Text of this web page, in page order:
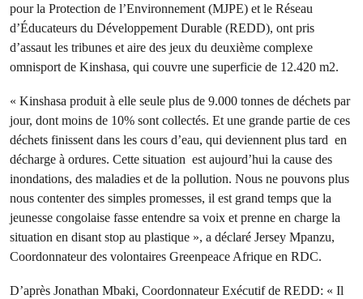
pour la Protection de l’Environnement (MJPE) et le Réseau
d’Éducateurs du Développement Durable (REDD), ont pris
d’assaut les tribunes et aire des jeux du deuxième complexe
omnisport de Kinshasa, qui couvre une superficie de 12.420 m2.
« Kinshasa produit à elle seule plus de 9.000 tonnes de déchets par
jour, dont moins de 10% sont collectés. Et une grande partie de ces
déchets finissent dans les cours d’eau, qui deviennent plus tard en
décharge à ordures. Cette situation est aujourd’hui la cause des
inondations, des maladies et de la pollution. Nous ne pouvons plus
nous contenter des simples promesses, il est grand temps que la
jeunesse congolaise fasse entendre sa voix et prenne en charge la
situation en disant stop au plastique », a déclaré Jersey Mpanzu,
Coordonnateur des volontaires Greenpeace Afrique en RDC.
D’après Jonathan Mbaki, Coordonnateur Exécutif de REDD: « Il